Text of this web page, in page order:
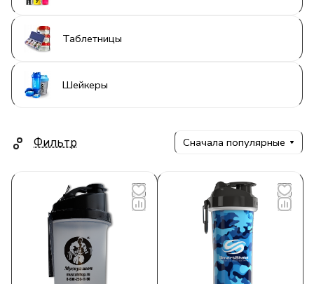
Таблетницы
Шейкеры
Фильтр Сначала популярные